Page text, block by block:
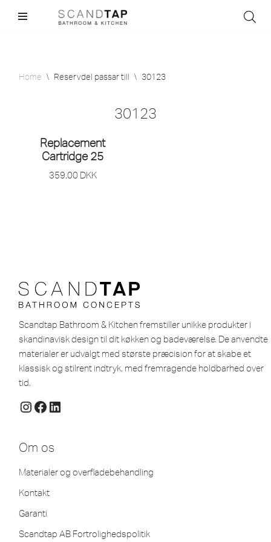
Home \ Reservdel passar till \ 30123
30123
Replacement
Cartridge 25
359,00 DKK
Scandtap Bathroom & Kitchen fremstiller unikke produkter i
skandinavisk design til dit køkken og badeværelse. De anvendte
materialer er udvalgt med største præcision for at skabe et
klassisk og stilrent indtryk, med fremragende holdbarhed over
tid.
Om os
Materialer og overfladebehandling
Kontakt
Garanti
Scandtap AB Fortrolighedspolitik